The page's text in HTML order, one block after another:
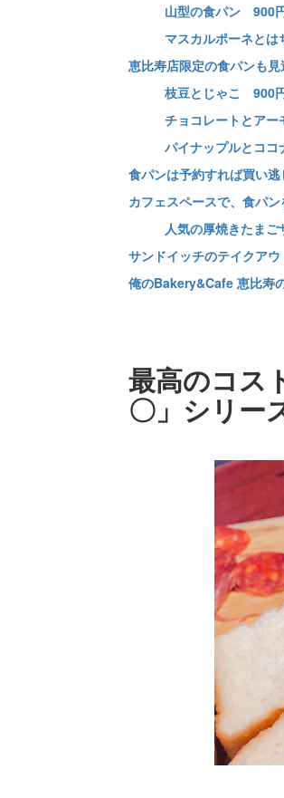
山型の食パン 900
マスカルポーネと
恵比寿店限定の食パンも
枝豆とじゃこ 900
チョコレートとア
パイナップルとコ
食パンは予約すれば買い逃
カフェスペースで、食パ
人気の厚焼きたまご
サンドイッチのテイクア
俺のBakery&Cafe 恵比寿
最高のコス
〇」シリー